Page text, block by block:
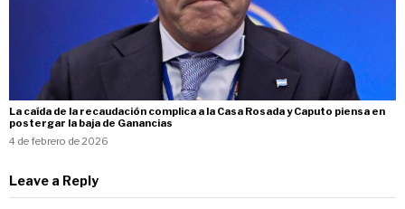
La caída de la recaudación complica a la Casa Rosada y Caputo piensa en
postergar la baja de Ganancias
4 de febrero de 2026
Leave a Reply